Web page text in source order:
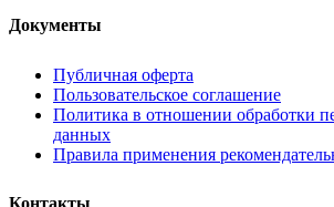
Документы
Публичная оферта
Пользовательское соглашение
Политика в отношении обработки
данных
Правила применения
Контакты